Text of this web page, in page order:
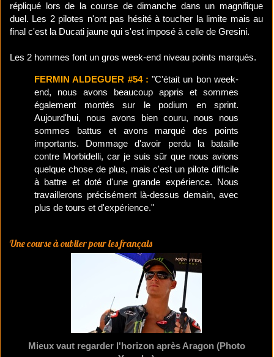
répliqué lors de la course de dimanche dans un magnifique
duel. Les 2 pilotes n'ont pas hésité à toucher la limite mais au
final c'est la Ducati jaune qui s'est imposé à celle de Gresini.
Les 2 hommes font un gros week-end niveau points marqués.
FERMIN ALDEGUER #54 : "C'était un bon week-
end, nous avons beaucoup appris et sommes
également montés sur le podium en sprint.
Aujourd'hui, nous avons bien couru, nous nous
sommes battus et avons marqué des points
importants. Dommage d'avoir perdu la bataille
contre Morbidelli, car je suis sûr que nous avions
quelque chose de plus, mais c'est un pilote difficile
à battre et doté d'une grande expérience. Nous
travaillerons précisément là-dessus demain, avec
plus de tours et d'expérience."
Une course à oublier pour les français
Mieux vaut regarder l'horizon après Aragon (Photo